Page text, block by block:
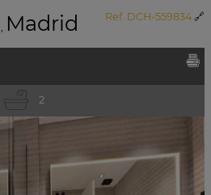
Ref. DCH-559834 🔗
, Madrid
2